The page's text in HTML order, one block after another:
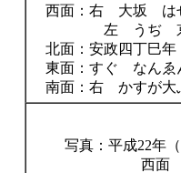
西面：右 大坂 は
左 うぢ
北面：安政四丁巳
東面：すぐ なんゑ
南面：右 かすが大
写真：平成22年
西面